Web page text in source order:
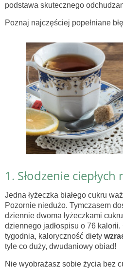
podstawa skutecznego
Poznaj najczęściej popełniane
1. Słodzenie
Jedna łyżeczka białego cukru
Pozornie niedużo. Tymczasem
dziennie dwoma łyżeczkami
dziennego jadłospisu o 76
tygodnia, kaloryczność diety
tyle co duży, dwudaniowy obiad!
Nie wyobrażasz sobie życia bez